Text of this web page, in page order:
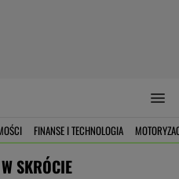
FINANSE I TECHNOLOGIA
SKRÓCIE